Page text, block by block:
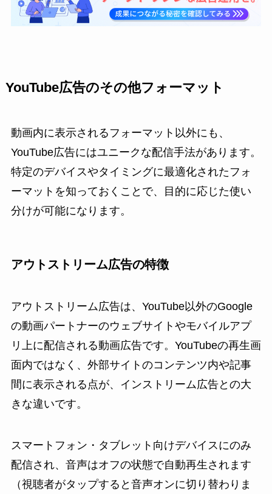
YouTube広告のその他フォーマット
動画内に表示されるフォーマット以外にも、
YouTube広告にはユニークな配信手法があります。
特定のデバイスやタイミングに最適化されたフォ
ーマットを知っておくことで、目的に応じた使い
分けが可能になります。
アウトストリーム広告の特徴
アウトストリーム広告は、YouTube以外のGoogle
の動画パートナーのウェブサイトやモバイルアプ
リ上に配信される動画広告です。YouTubeの再生画
面内ではなく、外部サイトのコンテンツ内や記事
間に表示される点が、インストリーム広告との大
きな違いです。
スマートフォン・タブレット向けデバイスにのみ
配信され、音声はオフの状態で自動再生されます
（視聴者がタップすると音声オンに切り替わりま